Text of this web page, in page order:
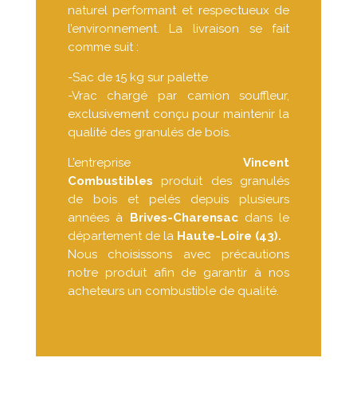
naturel performant et respectueux de
l’environnement. La livraison se fait
comme suit :
-Sac de 15 kg sur palette
-Vrac chargé par camion souffleur,
exclusivement conçu pour maintenir la
qualité des granulés de bois.
L’entrepriseVincent
Combustibles produit des granulés
de bois et pelés depuis plusieurs
années à Brives-Charensacdans le
département de la Haute-Loire (43).
Nous choisissons avec précautions
notre produit afin de garantir à nos
acheteurs un combustible de qualité.